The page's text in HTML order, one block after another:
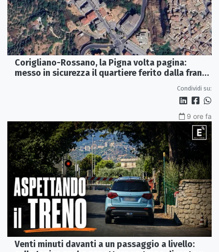
Corigliano-Rossano, la Pigna volta pagina:
messo in sicurezza il quartiere ferito dalla frana
Condividi su:
9 ore fa
Venti minuti davanti a un passaggio a livello: